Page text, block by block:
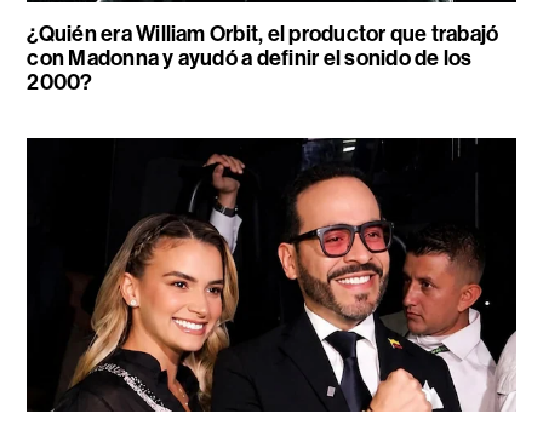
¿Quién era William Orbit, el productor que trabajó
con Madonna y ayudó a definir el sonido de los
2000?